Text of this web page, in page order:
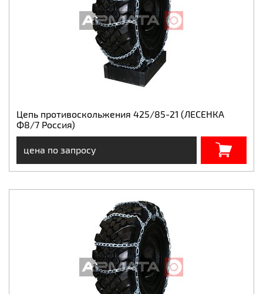
Цепь противоскольжения 425/85-21 (ЛЕСЕНКА
Ф8/7 Россия)
цена по запросу